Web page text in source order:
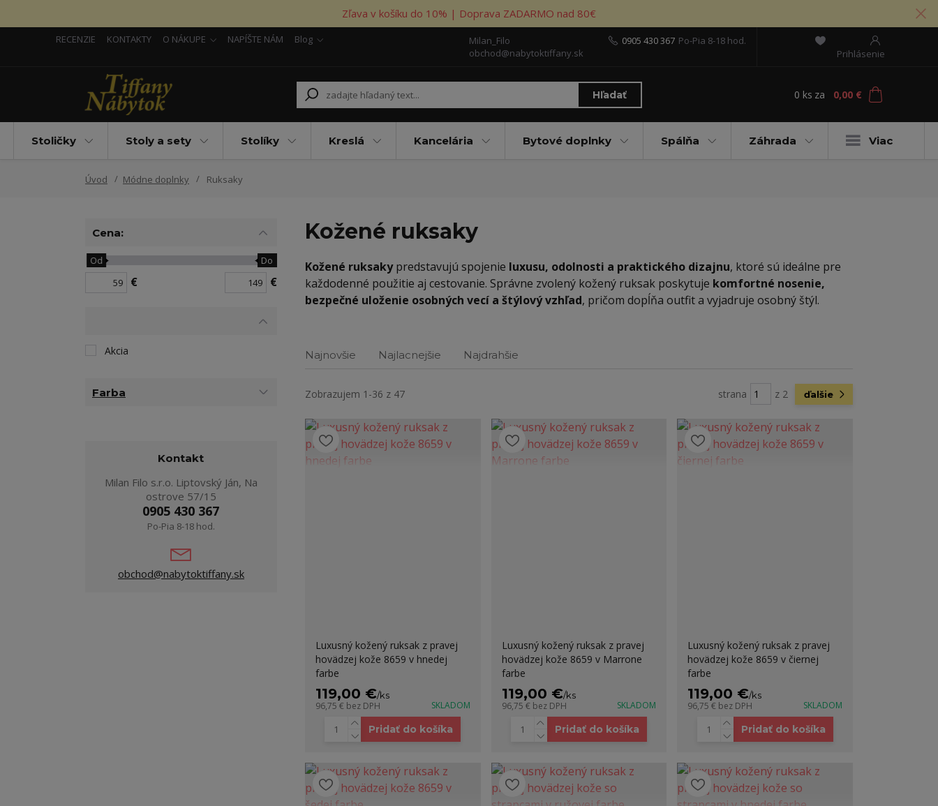
Zľava v košíku do 10% | Doprava ZADARMO nad 80€
RECENZIE KONTAKTY O NÁKUPE NAPÍŠTE NÁM
Blog
Prihlásenie
Hľadať
Milan_Filo
obchod@nabytoktiffany.sk
0905 430 367 Po-Pia 8-18 hod.
0 ks za 0,00 €
Stoličky Stoly a sety Stolíky Kreslá Kancelária Bytové doplnky Spálňa Záhrada Viac
Úvod Módne doplnky Ruksaky
Kožené ruksaky
Kožené ruksakypredstavujú spojenie luxusu, odolnosti a praktického dizajnu, ktoré sú ideálne pre
každodenné použitie aj cestovanie. Správne zvolený kožený ruksak poskytuje komfortné nosenie,
bezpečné uloženie osobných vecí a štýlový vzhľad, pričom dopĺňa outfit a vyjadruje osobný štýl.
Najnovšie Najlacnejšie Najdrahšie
Zobrazujem 1-36 z 47 strana z 2 ďalšie
Luxusný kožený ruksak z pravej
hovädzej kože 8659 v hnedej
farbe
119,00 €/ks
96,75 € bez DPH SKLADOM
Pridať do košíka
Luxusný kožený ruksak z pravej
hovädzej kože 8659 v Marrone
farbe
119,00 €/ks
96,75 € bez DPH SKLADOM
Pridať do košíka
Luxusný kožený ruksak z pravej
hovädzej kože 8659 v čiernej
farbe
119,00 €/ks
96,75 € bez DPH SKLADOM
Pridať do košíka
Cena:
€
Od Do
€
Akcia
Farba
Kontakt
Milan Filo s.r.o. Liptovský Ján, Na
ostrove 57/15
0905 430 367
Po-Pia 8-18 hod.
obchod@nabytoktiffany.sk